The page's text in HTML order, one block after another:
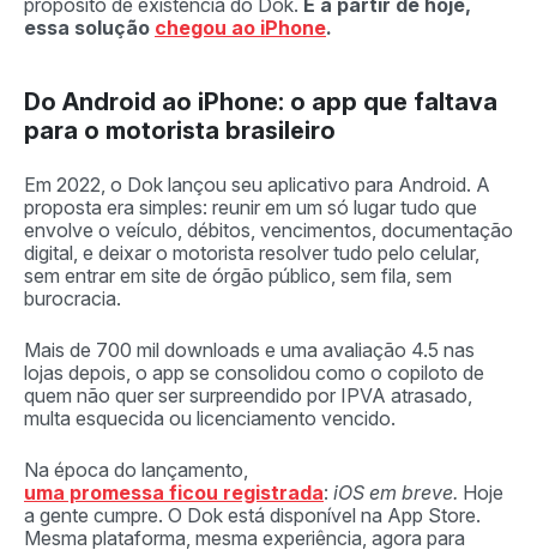
propósito de existência do Dok. E a partir de hoje,
essa solução chegou ao iPhone.
Do Android ao iPhone: o app que faltava
para o motorista brasileiro
Em 2022, o Dok lançou seu aplicativo para Android. A
proposta era simples: reunir em um só lugar tudo que
envolve o veículo, débitos, vencimentos, documentação
digital, e deixar o motorista resolver tudo pelo celular,
sem entrar em site de órgão público, sem fila, sem
burocracia.
Mais de 700 mil downloads e uma avaliação 4.5 nas
lojas depois, o app se consolidou como o copiloto de
quem não quer ser surpreendido por IPVA atrasado,
multa esquecida ou licenciamento vencido.
Na época do lançamento,
uma promessa ficou registrada: iOS em breve. Hoje
a gente cumpre. O Dok está disponível na App Store.
Mesma plataforma, mesma experiência, agora para